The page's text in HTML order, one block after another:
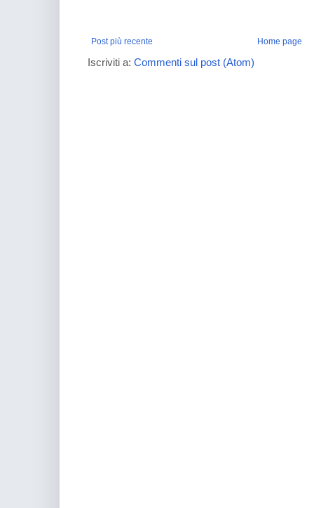
Post più recente Home page
Iscriviti a: Commenti sul post (Atom)